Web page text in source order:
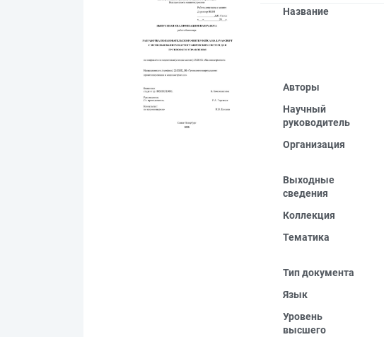
Название
Авторы
Научный
руководитель
Организация
Выходные
сведения
Коллекция
Тематика
Тип документа
Язык
Уровень
высшего